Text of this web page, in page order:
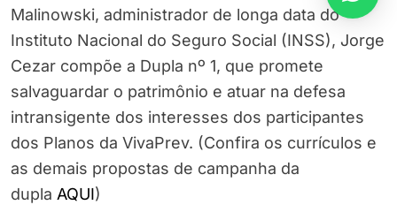
Malinowski, administrador de longa data do
Instituto Nacional do Seguro Social (INSS), Jorge
Cezar compõe a Dupla nº 1, que promete
salvaguardar o patrimônio e atuar na defesa
intransigente dos interesses dos participantes
dos Planos da VivaPrev. (Confira os currículos e
as demais propostas de campanha da
dupla AQUI)